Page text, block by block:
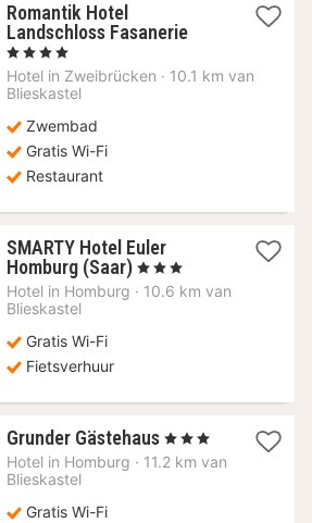
Romantik Hotel
Landschloss Fasanerie1
vanaf
, 4 Sterren
Hotel in Zweibrücken · 10.1 km van
Blieskastel
Zwembad
Gratis Wi-Fi
Restaurant
SMARTY Hotel Euler
Homburg (Saar) 1
nacht
, 3 Sterren
Hotel in Homburg · 10.6 km van
Blieskastel
Gratis Wi-Fi
Fietsverhuur
Grunder Gästehaus 1
nacht
, 3 Sterren
Hotel in Homburg · 11.2 km van
Blieskastel
Gratis Wi-Fi